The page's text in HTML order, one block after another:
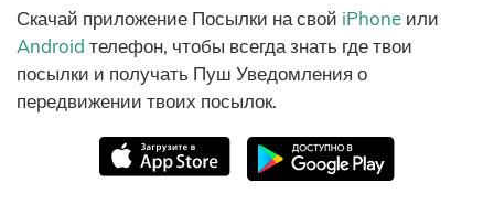
Скачай приложение Посылки на свой iPhone или
Android телефон, чтобы всегда знать где твои
посылки и получать Пуш Уведомления о
передвижении твоих посылок.